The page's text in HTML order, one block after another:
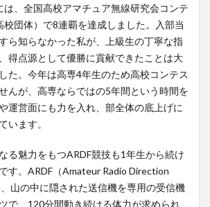
、全国高校アマチュア無線研究会コンテ
校団体）で8連覇を達成しました。入部当
ら知らなかった私が、上級生の丁寧な指
得点源として優勝に貢献できたことは大
た。今年は高専4年生のため高校コンテス
んが、高専ならではの5年間という時間を
運営面にも力を入れ、部全体の底上げに
います。
る魅力をもつARDF競技も1年生から続け
す。ARDF（Amateur Radio Direction
山の中に隠された送信機を専用の受信機
で、120分間動き続ける体力が求められ